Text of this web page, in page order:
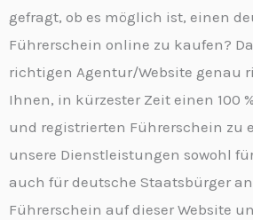
gefragt, ob es möglich ist, einen
Führerschein online zu kaufen?
richtigen Agentur/Website genau
Ihnen, in kürzester Zeit einen 100
und registrierten Führerschein zu
unsere Dienstleistungen sowohl
auch für deutsche Staatsbürger
Führerschein auf dieser Website